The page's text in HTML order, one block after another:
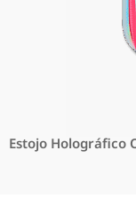
Estojo Holográfico